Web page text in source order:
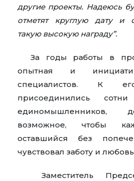
другие проекты. Надеюсь
отметят круглую дату и
такую высокую награду”.
За годы работы в
опытная и
специалистов. К
присоединились
единомышленников,
возможное, чтобы
оставшийся без
чувствовал заботу и
Заместитель